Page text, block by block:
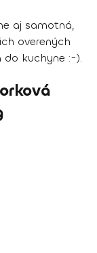
aj samotná,
overených
do kuchyne :-).